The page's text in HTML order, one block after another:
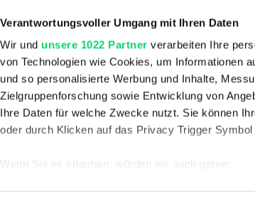
Verantwortungsvoller Umgang mit Ihren Daten
Wir und unsere 1022 Partner verarbeiten Ihre
von Technologien wie Cookies, um Informationen
und so personalisierte Werbung und Inhalte,
Zielgruppenforschung sowie Entwicklung von
Ihre Daten für welche Zwecke nutzt. Sie können
oder durch Klicken auf das Privacy Trigger
Wenn Sie es erlauben, würden wir auch gerne:
dem UVP des Herstellers.
E-Bikes
Unternehmen